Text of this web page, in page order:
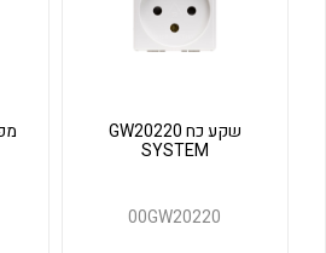
שקע כח GW20220
SYSTEM
00GW20220